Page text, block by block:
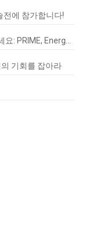
전에 참가합니다!
기회를 잡아라